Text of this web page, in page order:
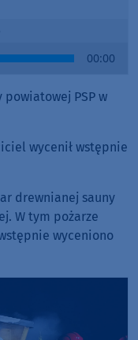
00:00
powiatowej PSP w
wycenił wstępnie
drewnianej sauny
W tym pożarze
wyceniono